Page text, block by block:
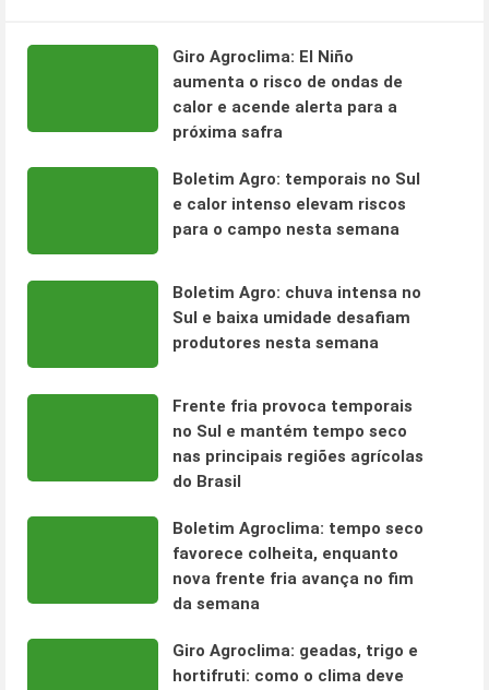
Giro Agroclima: El Niño
aumenta o risco de ondas de
calor e acende alerta para a
próxima safra
Boletim Agro: temporais no Sul
e calor intenso elevam riscos
para o campo nesta semana
Boletim Agro: chuva intensa no
Sul e baixa umidade desafiam
produtores nesta semana
Frente fria provoca temporais
no Sul e mantém tempo seco
nas principais regiões agrícolas
do Brasil
Boletim Agroclima: tempo seco
favorece colheita, enquanto
nova frente fria avança no fim
da semana
Giro Agroclima: geadas, trigo e
hortifruti: como o clima deve